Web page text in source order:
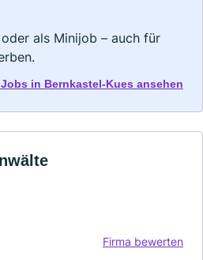
als Minijob – auch für
in Bernkastel-Kues ansehen
Firma bewerten